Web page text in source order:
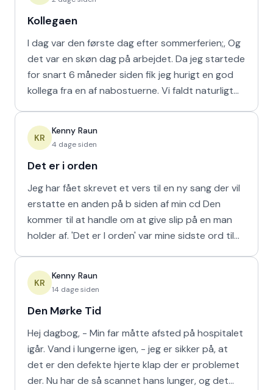
Kollegaen
I dag var den første dag efter sommerferien;, Og
det var en skøn dag på arbejdet. Da jeg startede
for snart 6 måneder siden fik jeg hurigt en god
kollega fra en af nabostuerne. Vi faldt naturligt
KR
Kenny Raun
4 dage siden
Det er i orden
Jeg har fået skrevet et vers til en ny sang der vil
erstatte en anden på b siden af min cd Den
kommer til at handle om at give slip på en man
holder af. 'Det er I orden' var mine sidste ord til
KR
Kenny Raun
14 dage siden
Den Mørke Tid
Hej dagbog, - Min far måtte afsted på hospitalet
igår. Vand i lungerne igen, - jeg er sikker på, at
det er den defekte hjerte klap der er problemet
der. Nu har de så scannet hans lunger, og det